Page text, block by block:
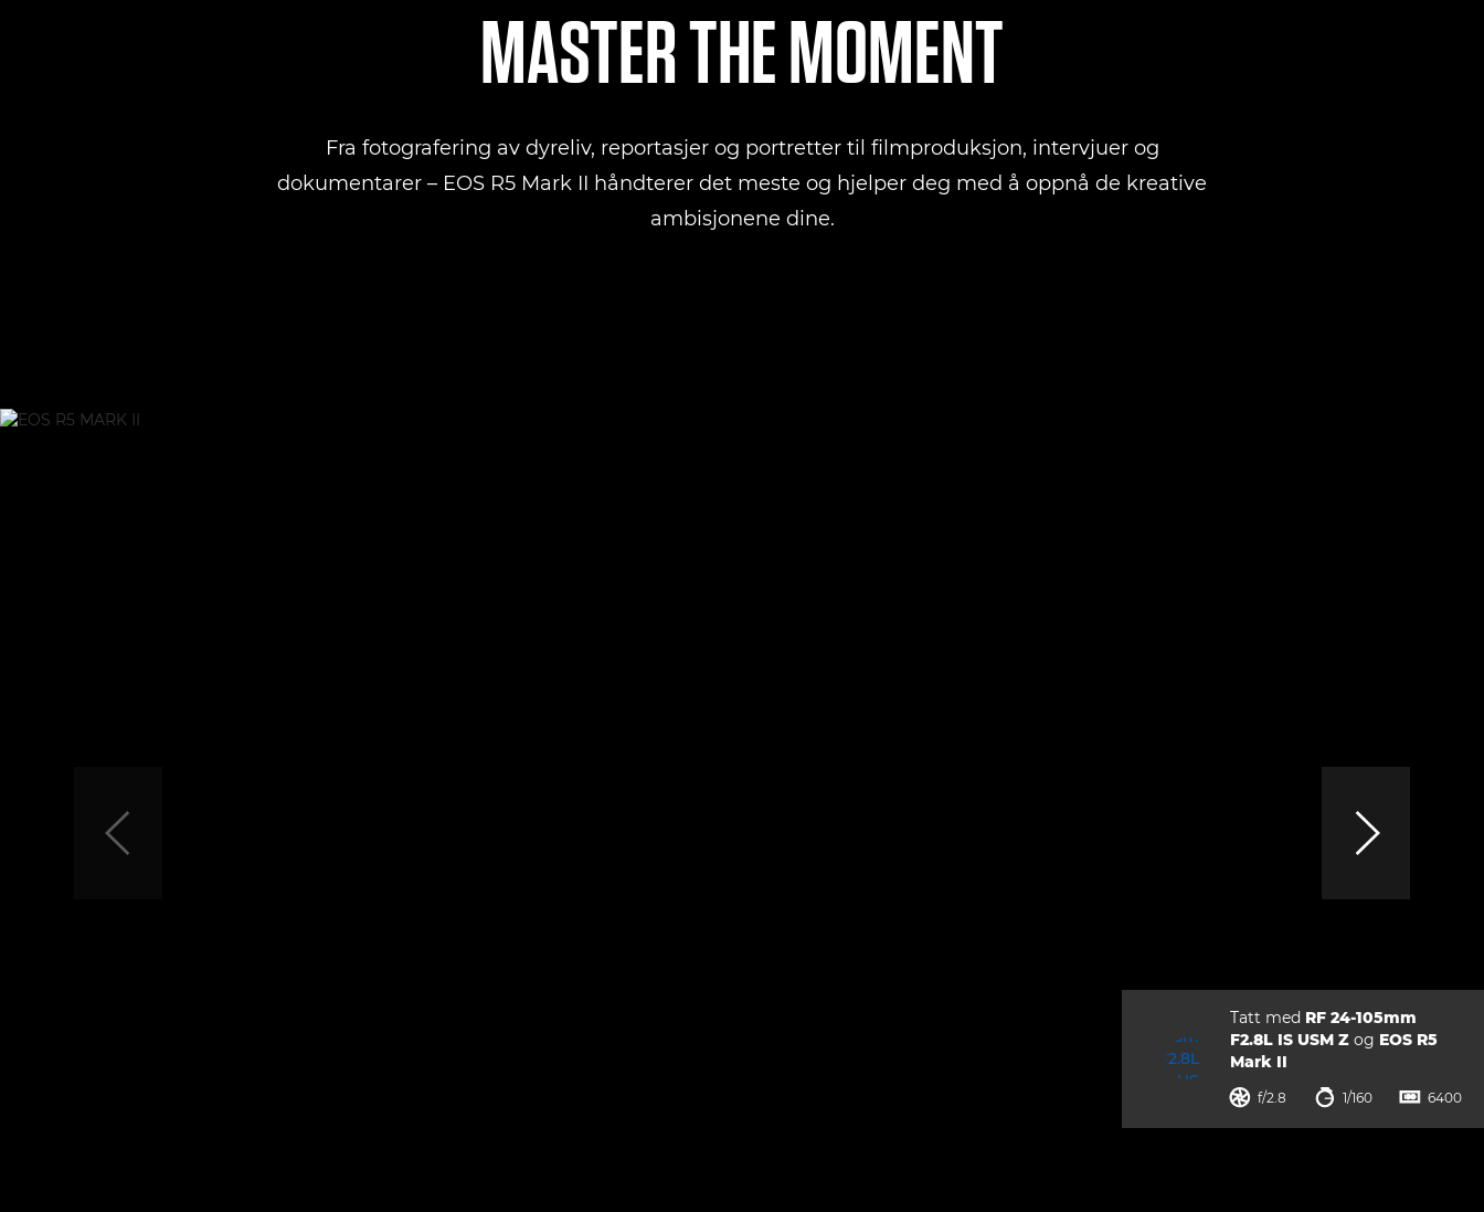
MASTER THE MOMENT
Fra fotografering av dyreliv, reportasjer og portretter til filmproduksjon, intervjuer og
dokumentarer – EOS R5 Mark II håndterer det meste og hjelper deg med å oppnå de kreative
ambisjonene dine.
Tatt med RF 24-105mm
F2.8L IS USM Z og EOS R5
Mark II
blenderåpning på f/4
 f/2.8 lukkerhastighet
 1/160 ISO
 6400